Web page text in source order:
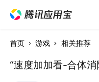
首页 游戏 相关推荐
“速度加加看-合体